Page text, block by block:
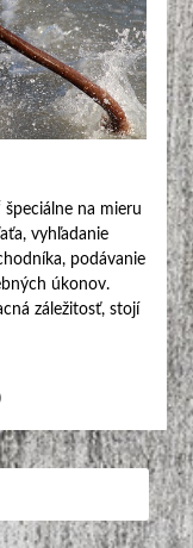
špeciálne na mieru
vyhľadanie
podávanie
úkonov.
záležitosť, stojí